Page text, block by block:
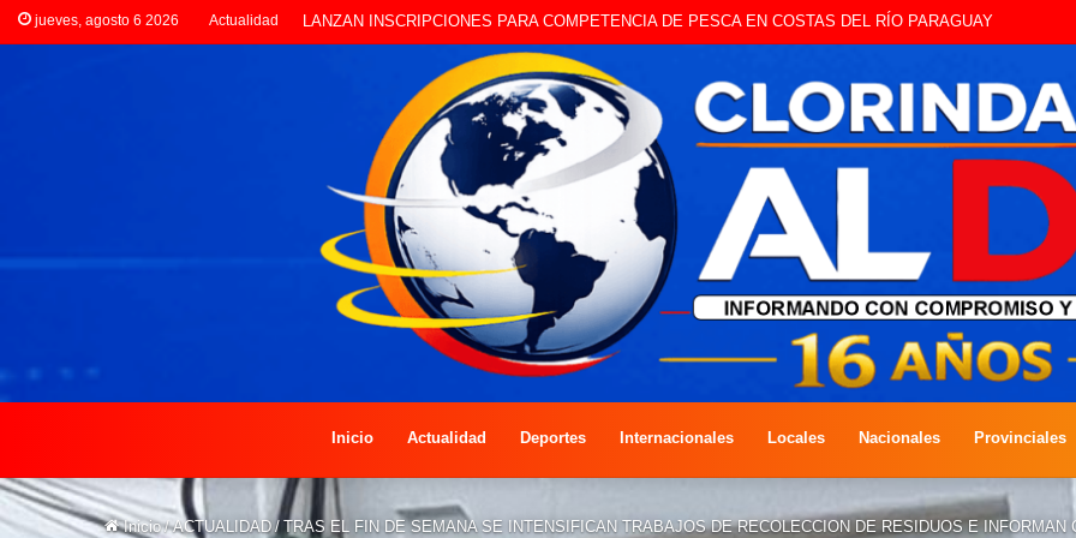
jueves, agosto 6 2026 Actualidad CLORINDA CREATIVA LANZA ESTE SÁBADO LA EDICIÓN DÍA DEL NIÑO
Inicio Actualidad Deportes Internacionales Locales Nacionales Provinciales
Inicio / ACTUALIDAD / TRAS EL FIN DE SEMANA SE INTENSIFICAN TRABAJOS DE RECOLECCION DE RESIDUOS E INFORMAN